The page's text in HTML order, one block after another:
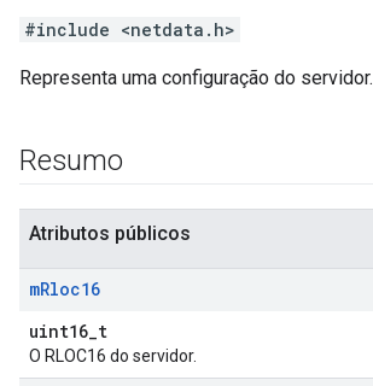
#include <netdata.h>
Representa uma configuração do servidor.
Resumo
Atributos públicos
mRloc16
uint16_t
O RLOC16 do servidor.